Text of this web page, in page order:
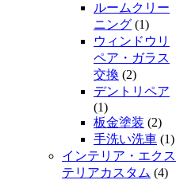
ルームクリー
ニング (1)
ウィンドウリ
ペア・ガラス
交換 (2)
デントリペア
(1)
板金塗装 (2)
手洗い洗車 (1)
インテリア・エクス
テリアカスタム (4)